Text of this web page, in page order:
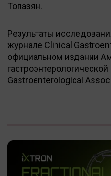
Топазян.
Результаты
журнале Clinical
официальном издании
Gastroenterological